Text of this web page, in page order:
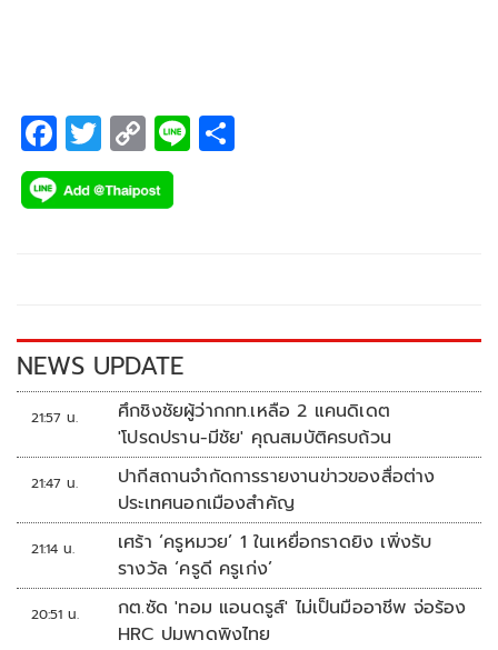
F
ac
e
k
T
wi
tt
C
o
p
k
Li
NEWS UPDATE
21:57 น.
ศึกชิงชัยผู้ว่ากกท.เหลือ 2 แคนดิเดต
'โปรดปราน-มีชัย' คุณสมบัติครบถ้วน
21:47 น.
ปากีสถานจำกัดการรายงานข่าวของสื่อต่าง
ประเทศนอกเมืองสำคัญ
21:14 น.
เศร้า ‘ครูหมวย’ 1 ในเหยื่อกราดยิง เพิ่งรับ
รางวัล ‘ครูดี ครูเก่ง’
20:51 น.
กต.ซัด 'ทอม แอนดรูส์' ไม่เป็นมืออาชีพ จ่อร้อง
HRC ปมพาดพิงไทย